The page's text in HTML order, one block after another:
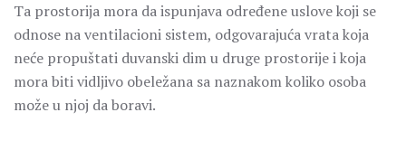
Ta prostorija mora da ispunjava određene uslove koji se
odnose na ventilacioni sistem, odgovarajuća vrata koja
neće propuštati duvanski dim u druge prostorije i koja
mora biti vidljivo obeležana sa naznakom koliko osoba
može u njoj da boravi.